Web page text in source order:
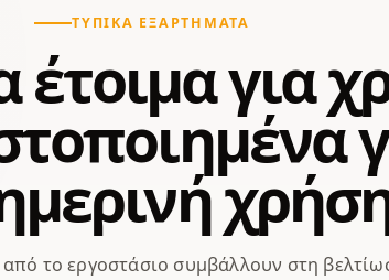
ΤΥΠΙΚΆ ΕΞΑΡΤΉΜΑΤΑ
έτοιμα για
το εργοστάσιο συμβάλλουν στη